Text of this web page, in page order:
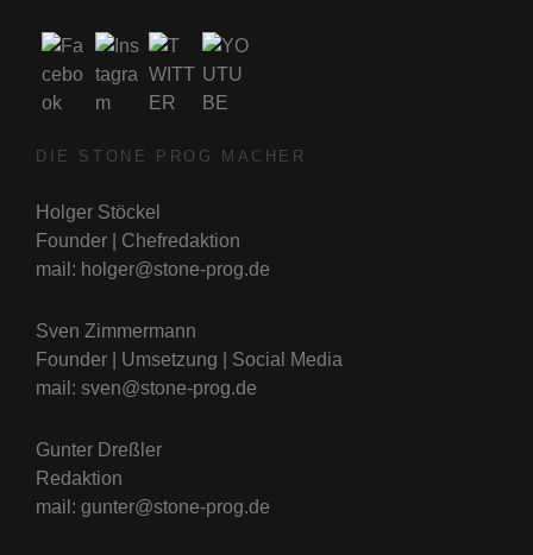
DIE STONE PROG MACHER
Holger Stöckel
Founder | Chefredaktion
mail: holger@stone-prog.de
Sven Zimmermann
Founder | Umsetzung | Social Media
mail: sven@stone-prog.de
Gunter Dreßler
Redaktion
mail: gunter@stone-prog.de